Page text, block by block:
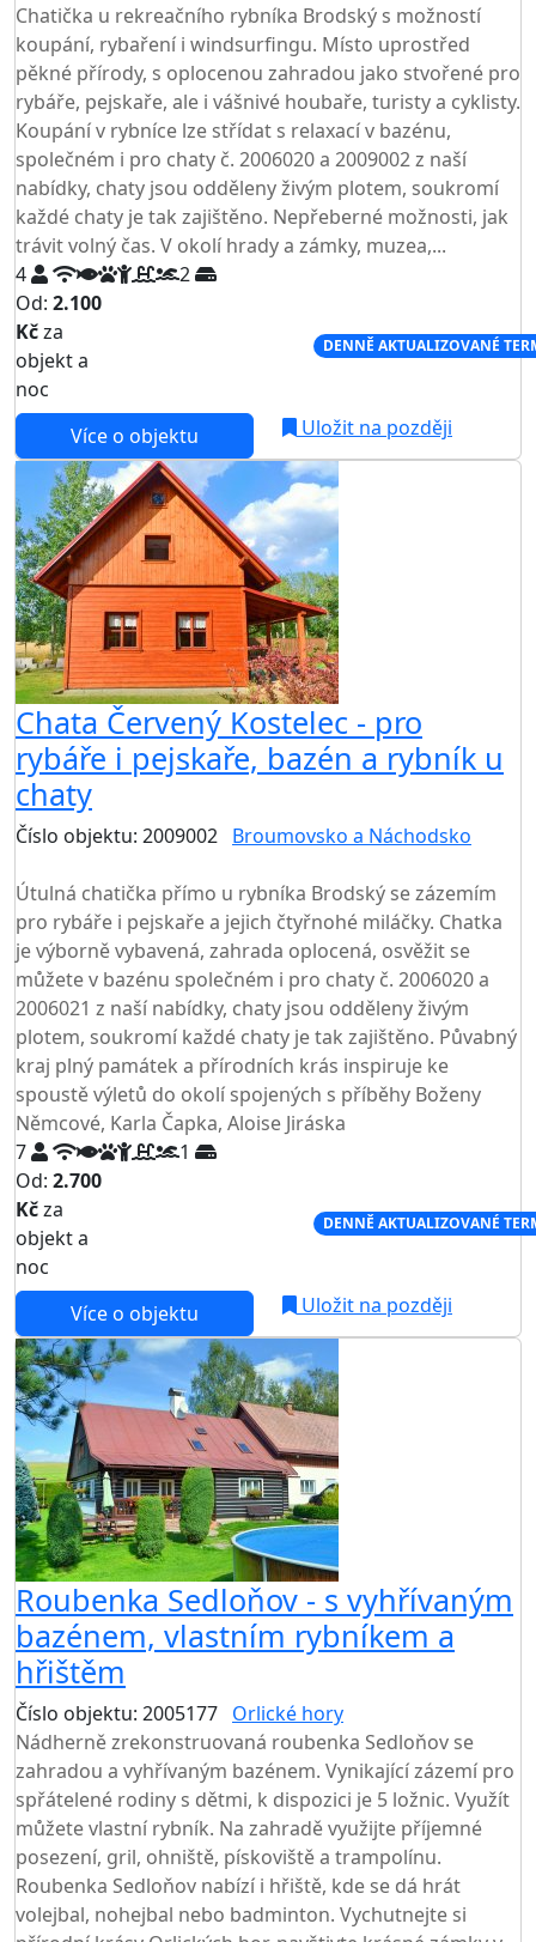
Chatička u rekreačního rybníka Brodský s možností
koupání, rybaření i windsurfingu. Místo uprostřed
pěkné přírody, s oplocenou zahradou jako stvořené pro
rybáře, pejskaře, ale i vášnivé houbaře, turisty a cyklisty.
Koupání v rybníce lze střídat s relaxací v bazénu,
společném i pro chaty č. 2006020 a 2009002 z naší
nabídky, chaty jsou odděleny živým plotem, soukromí
každé chaty je tak zajištěno. Nepřeberné možnosti, jak
trávit volný čas. V okolí hrady a zámky, muzea,...
4
2
Od: 2.100
Kčza
objekt a
noc
DENNĚ AKTUALIZOVANÉ
Více o objektu Uložit na později
Chata Červený Kostelec - pro
rybáře i pejskaře, bazén a rybník u
chaty
Číslo objektu: 2009002 Broumovsko a Náchodsko
Útulná chatička přímo u rybníka Brodský se zázemím
pro rybáře i pejskaře a jejich čtyřnohé miláčky. Chatka
je výborně vybavená, zahrada oplocená, osvěžit se
můžete v bazénu společném i pro chaty č. 2006020 a
2006021 z naší nabídky, chaty jsou odděleny živým
plotem, soukromí každé chaty je tak zajištěno. Půvabný
kraj plný památek a přírodních krás inspiruje ke
spoustě výletů do okolí spojených s příběhy Boženy
Němcové, Karla Čapka, Aloise Jiráska
7
1
Od: 2.700
Kčza
objekt a
noc
DENNĚ AKTUALIZOVANÉ
Více o objektu Uložit na později
Roubenka Sedloňov - s vyhřívaným
bazénem, vlastním rybníkem a
hřištěm
Číslo objektu: 2005177 Orlické hory
Nádherně zrekonstruovaná roubenka Sedloňov se
zahradou a vyhřívaným bazénem. Vynikající zázemí pro
spřátelené rodiny s dětmi, k dispozici je 5 ložnic. Využít
můžete vlastní rybník. Na zahradě využijte příjemné
posezení, gril, ohniště, pískoviště a trampolínu.
Roubenka Sedloňov nabízí i hřiště, kde se dá hrát
volejbal, nohejbal nebo badminton. Vychutnejte si